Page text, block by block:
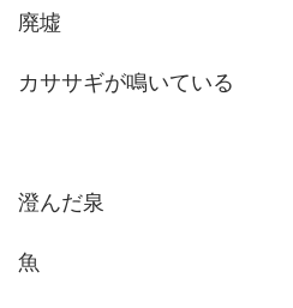
廃墟
カササギが鳴いている
澄んだ泉
魚